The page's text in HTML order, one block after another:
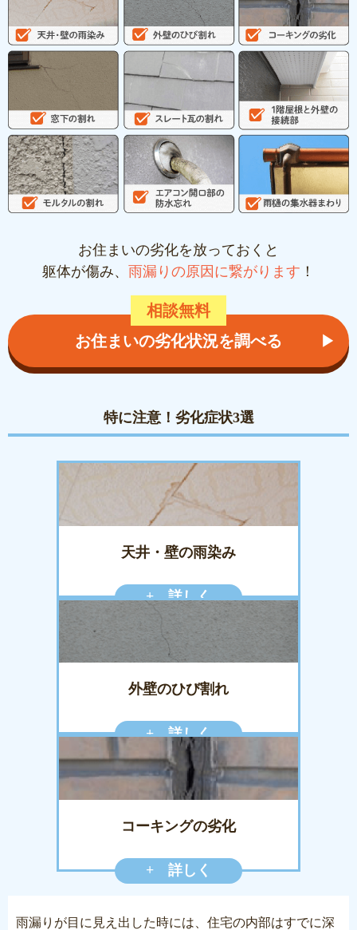
お住まいの劣化を放っておくと
躯体が傷み、 雨漏りの原因に繋がります ！
相談無料
お住まいの劣化状況を調べる
▶︎
特に注意！劣化症状3選
天井・壁の雨染み
+ 詳しく
外壁のひび割れ
+ 詳しく
コーキングの劣化
+ 詳しく
雨漏りが目に見え出した時には、住宅の内部はすでに深